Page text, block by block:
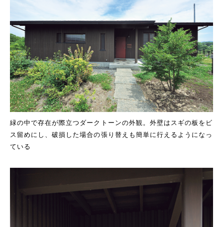
緑の中で存在が際立つダークトーンの外観。外壁はスギの板をビ
ス留めにし、破損した場合の張り替えも簡単に行えるようになっ
ている